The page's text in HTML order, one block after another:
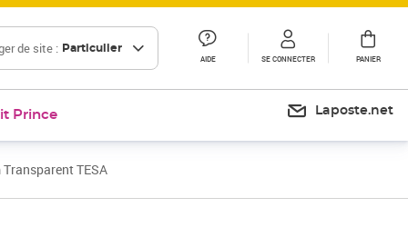
de site : Particulier
AIDE SE CONNECTER PANIER
Prince Laposte.net
TESA